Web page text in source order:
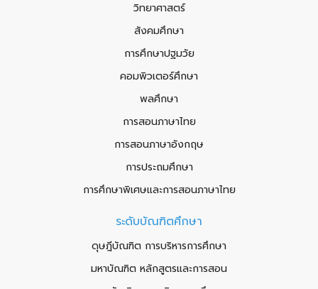
วิทยาศาสตร์
สังคมศึกษา
การศึกษาปฐมวัย
คอมพิวเตอร์ศึกษา
พลศึกษา
การสอนภาษาไทย
การสอนภาษาอังกฤษ
การประถมศึกษา
การศึกษาพิเศษและการสอนภาษาไทย
ระดับบัณฑิตศึกษา
ดุษฎีบัณฑิต การบริหารการศึกษา
มหาบัณฑิต หลักสูตรและการสอน